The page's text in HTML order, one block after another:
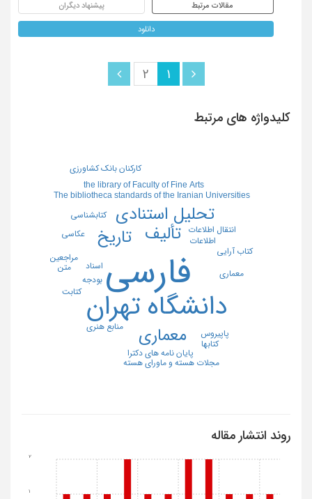
مقالات مرتبط پیشنهاد دیگران
دانلود
1
2
کلیدواژه های مرتبط
فارسی
دانشگاه تهران
تألیف
تحلیل استنادی
تاریخ
معماری
The bibliotheca standards of the Iranian Universities
the library of Faculty of Fine Arts
اطلاعات
انتقال اطلاعات
پایان نامه های دکترا
مجلات هسته و ماورای هسته
معماری
منابع هنری
کتاب آرایی
کتابت
کتابشناسی
اسناد
بودجه
پاپیروس
عکاسی
متن
مراجعین
کارکنان بانک کشاورزی
کتاب‏ها
روند انتشار مقاله
1
2